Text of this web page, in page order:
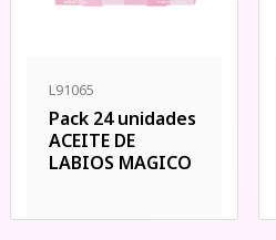
L91065
Pack 24 unidades
ACEITE DE
LABIOS MAGICO